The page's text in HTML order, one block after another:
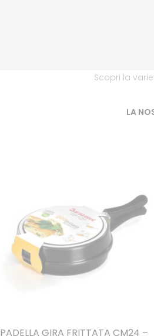
Scopri la
LA
PADELLA GIRA FRITTATA CM24 –